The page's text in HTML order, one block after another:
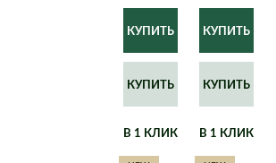
КУПИТЬ
В 1 КЛИК
КУПИТЬ
В 1 КЛИК